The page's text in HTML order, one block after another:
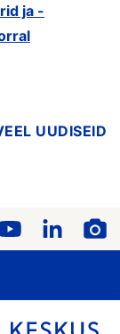
ja -
UUDISEID